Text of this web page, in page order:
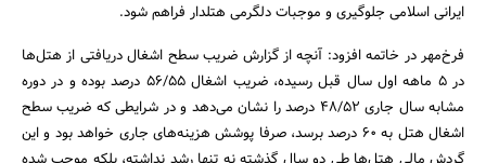
ایرانی اسلامی جلوگیری و موجبات دلگرمی هتلدار فراهم شود.
فرخ‌مهر در خاتمه افزود: آنچه از گزارش ضریب سطح اشغال دریافتی از هتل‌ها
در 5 ماهه اول سال قبل رسیده، ضریب اشغال 56/55 درصد بوده و در دوره
مشابه سال جاری 48/52 درصد را نشان می‌دهد و در شرایطی که ضریب سطح
اشغال هتل به 60 درصد برسد، صرفا پوشش هزینه‌های جاری خواهد بود و این